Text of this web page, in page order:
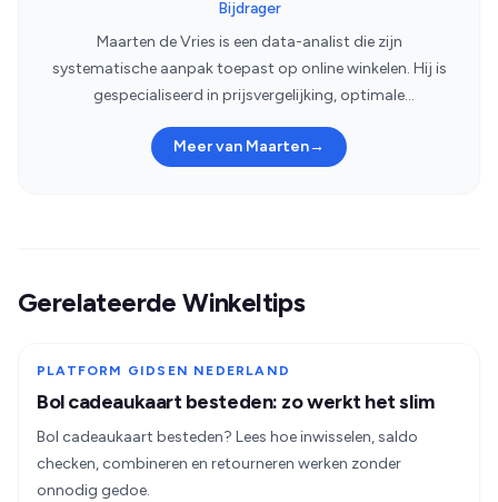
Bijdrager
Maarten de Vries is een data-analist die zijn
systematische aanpak toepast op online winkelen. Hij is
gespecialiseerd in prijsvergelijking, optimale
retailprijspatronen.
Meer van Maarten→
Gerelateerde Winkeltips
PLATFORM GIDSEN NEDERLAND
Bol cadeaukaart besteden: zo werkt het slim
Bol cadeaukaart besteden? Lees hoe inwisselen, saldo
checken, combineren en retourneren werken zonder
onnodig gedoe.